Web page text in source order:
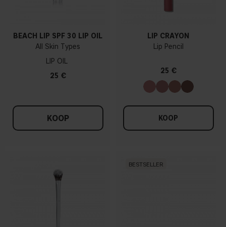
BEACH LIP SPF 30 LIP OIL
All Skin Types
LIP OIL
25 €
KOOP
LIP CRAYON
Lip Pencil
25 €
KOOP
BESTSELLER